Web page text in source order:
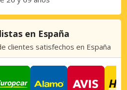
en España
clientes satisfechos en España